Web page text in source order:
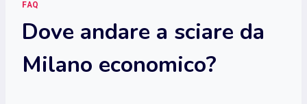
FAQ
Dove andare a sciare da
Milano economico?